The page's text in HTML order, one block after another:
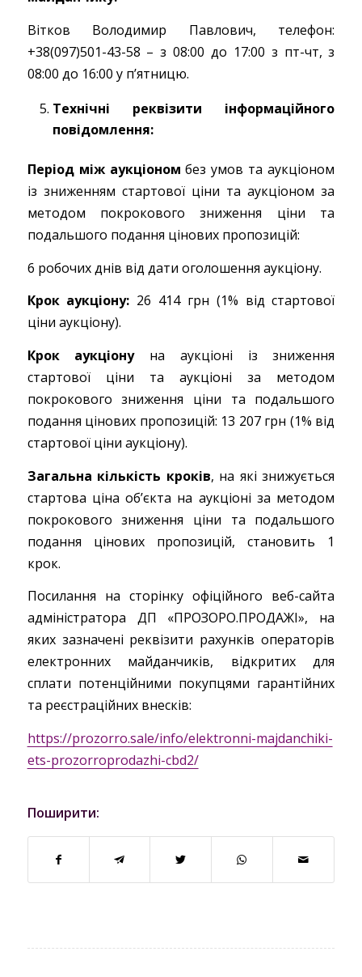
Вітков Володимир Павлович, телефон:
+38(097)501-43-58 – з 08:00 до 17:00 з пт-чт, з
08:00 до 16:00 у п’ятницю.
Технічні реквізити інформаційного
повідомлення:
Період між аукціоном без умов та аукціоном
із зниженням стартової ціни та аукціоном за
методом покрокового зниження ціни та
подальшого подання цінових пропозицій:
6 робочих днів від дати оголошення аукціону.
Крок аукціону: 26 414 грн (1% від стартової
ціни аукціону).
Крок аукціонуна аукціоні із зниження
стартової ціни та аукціоні за методом
покрокового зниження ціни та подальшого
подання цінових пропозицій: 13 207 грн (1% від
стартової ціни аукціону).
Загальна кількість кроків, на які знижується
стартова ціна об’єкта на аукціоні за методом
покрокового зниження ціни та подальшого
подання цінових пропозицій, становить 1
крок.
Посилання на сторінку офіційного веб-сайта
адміністратора ДП «ПРОЗОРО.ПРОДАЖІ», на
яких зазначені реквізити рахунків операторів
електронних майданчиків, відкритих для
сплати потенційними покупцями гарантійних
та реєстраційних внесків:
https://prozorro.sale/info/elektronni-majdanchiki-
ets-prozorroprodazhi-cbd2/
Поширити: